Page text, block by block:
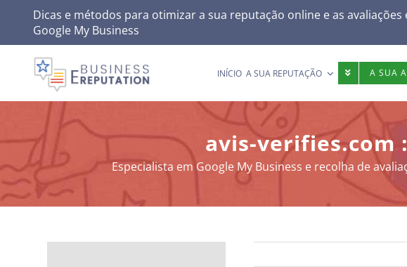
content
Dicas e métodos para otimizar a sua reputação online e as
Google My Business
INÍCIO A SUA REPUTAÇÃO A SUA
avis-verifies.com
Especialista em Google My Business e recolha de